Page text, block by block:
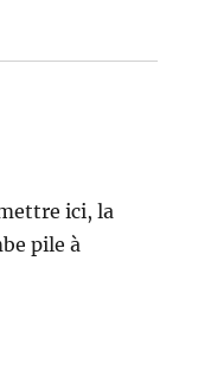
ici, la
pile à